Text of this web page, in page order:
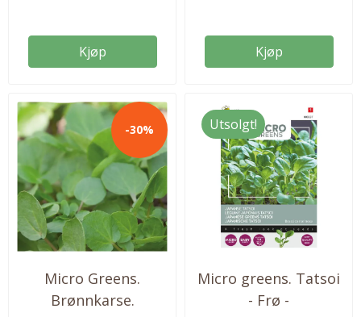
skadekyr og
sykdommer. Forkultiver
juni til september. Ca 270
frø i pakken. Antall frø: 270
Så fra: april-juni...
Kjøp Kjøp
-30%
Micro Greens.
Brønnkarse.
Utsolgt!
Micro greens. Tatsoi
- Frø -